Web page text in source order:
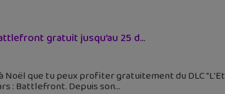
gratuit jusqu’au 25 d...
Noël que tu peux profiter gratuitement du DLC
: Battlefront. Depuis son